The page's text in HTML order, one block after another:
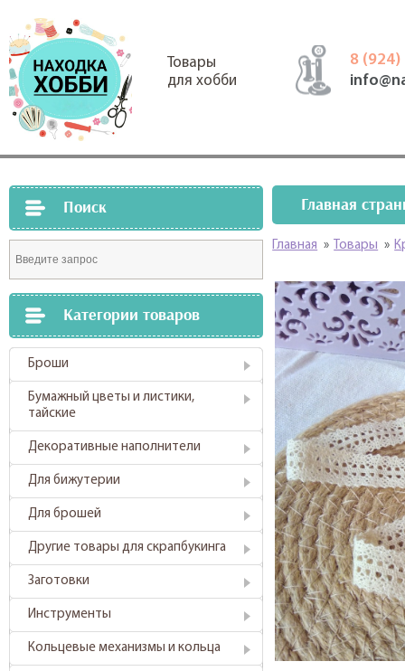
Товары
для хобби
8 (924)
Поиск
Категории товаров
Броши
Бумажный цветы и листики,
тайские
Декоративные наполнители
Для бижутерии
Для брошей
Другие товары для скрапбукинга
Заготовки
Инструменты
Кольцевые механизмы и кольца
Главная
Главная » Товары »